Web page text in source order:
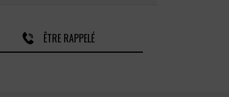
ÊTRE RAPPELÉ